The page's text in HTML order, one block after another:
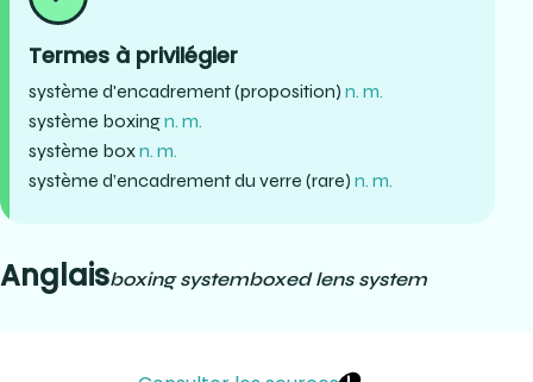
Termes à privilégier
système d'encadrement (proposition) n. m.
système boxingn. m.
système boxn. m.
système d’encadrement du verre (rare) n. m.
Anglaisboxing systemboxed lens system